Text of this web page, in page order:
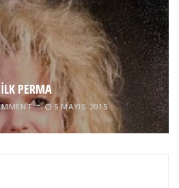
İLK PERMA
5 MAYIS 2015